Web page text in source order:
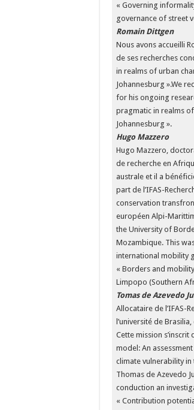
« Governing
governance of street
Romain Dittgen
Nous avons accueilli
de ses recherches
in realms of urban
Johannesburg ».We
for his ongoing
pragmatic in realms
Johannesburg ».
Hugo Mazzero
Hugo Mazzero,
de recherche en
australe et il a
part de l’IFAS-
conservation
européen Alpi-
the University of
Mozambique. This
international mobility
« Borders and
Limpopo (Southern
Tomas de Azevedo
Allocataire de l’IFAS-
l’université de
Cette mission
model: An
climate vulnerability in
Thomas de Azevedo
conduction an
« Contribution